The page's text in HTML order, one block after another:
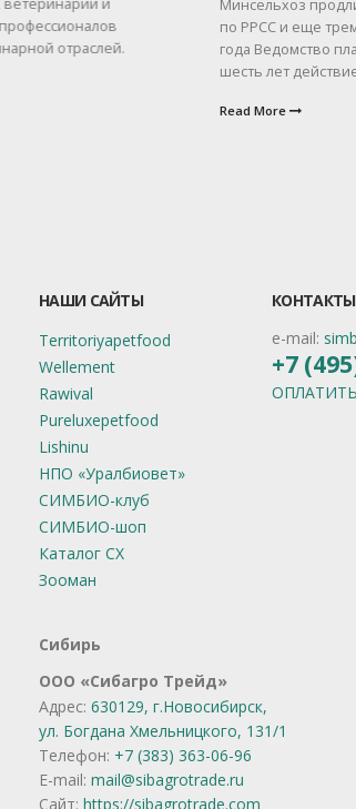
и
отраслей.
Минсельхоз продлит
по РРСС и еще трем
года Ведомство
шесть лет действие...
Read More
НАШИ САЙТЫ
Territoriyapetfood
Wellement
Rawival
Pureluxepetfood
Lishinu
НПО «Уралбиовет»
СИМБИО-клуб
СИМБИО-шоп
Каталог СХ
Зооман
КОНТАКТЫ
e-mail:
+7
Сибирь
OOO «Сибагро Трейд»
Адрес: 630129, г.Новосибирск,
ул. Богдана Хмельницкого, 131/1
Телефон: +7 (383) 363-06-96
E-mail: mail@sibagrotrade.ru
Сайт: https://sibagrotrade.com